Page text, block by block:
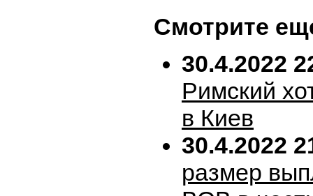
Смотрите
30.4.2022
Римский
в Киев
30.4.2022
размер